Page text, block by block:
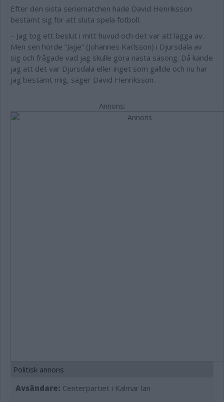
Efter den sista seriematchen hade David Henriksson
bestämt sig för att sluta spela fotboll.
– Jag tog ett beslut i mitt huvud och det var att lägga av.
Men sen hörde ”Jajje” (Johannes Karlsson) i Djursdala av
sig och frågade vad jag skulle göra nästa säsong. Då kände
jag att det var Djursdala eller inget som gällde och nu har
jag bestämt mig, säger David Henriksson.
Annons:
Politisk annons
Avsändare: Centerpartiet i Kalmar län